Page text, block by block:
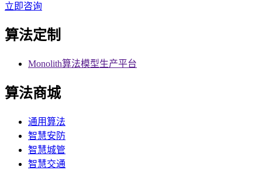
立即咨询
算法定制
Monolith算法模型生产平台
算法商城
通用算法
智慧安防
智慧城管
智慧交通